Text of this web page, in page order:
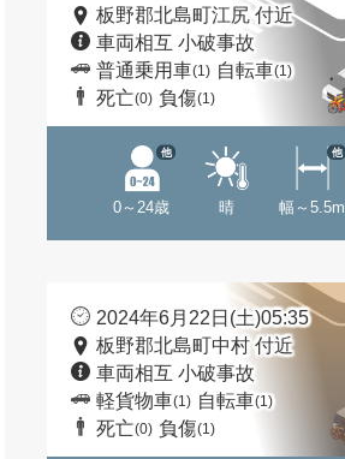
板野郡北島町江尻 付近
車両相互 小破事故
普通乗用車(1) 自転車(1)
死亡(0) 負傷(1)
0～24歳
他
晴 幅～5.5m
他
2024年6月22日(土)05:35
板野郡北島町中村 付近
車両相互 小破事故
軽貨物車(1) 自転車(1)
死亡(0) 負傷(1)